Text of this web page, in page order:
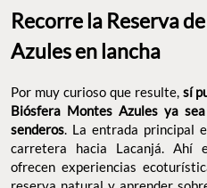
Recorre la Reserva
Azules en lancha
Por muy curioso que resulte, sí
Biósfera Montes Azules ya
senderos. La entrada principal
carretera hacia Lacanjá. Ahí
ofrecen experiencias